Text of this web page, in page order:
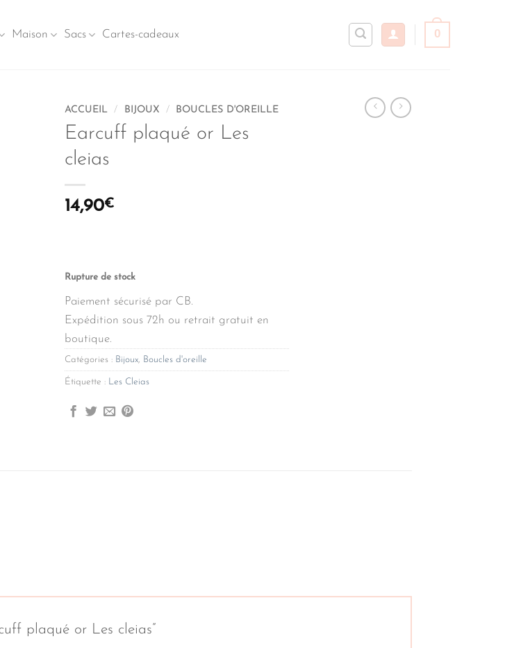
Maison Sacs Cartes-cadeaux 0
ACCUEIL / BIJOUX / BOUCLES D'OREILLE
Earcuff plaqué or Les
cleias
14,90€
Rupture de stock
Paiement sécurisé par CB.
Expédition sous 72h ou retrait gratuit en
boutique.
Catégories : Bijoux, Boucles d'oreille
Étiquette : Les Cleias
plaqué or Les cleias”